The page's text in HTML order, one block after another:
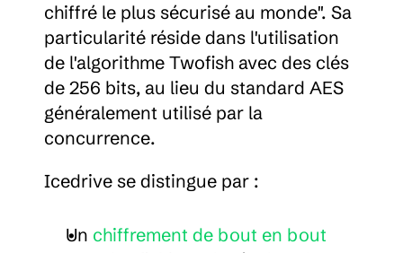
chiffré le plus sécurisé au monde". Sa
particularité réside dans l'utilisation
de l'algorithme Twofish avec des clés
de 256 bits, au lieu du standard AES
généralement utilisé par la
concurrence.
Icedrive se distingue par :
Un chiffrement de bout en bout